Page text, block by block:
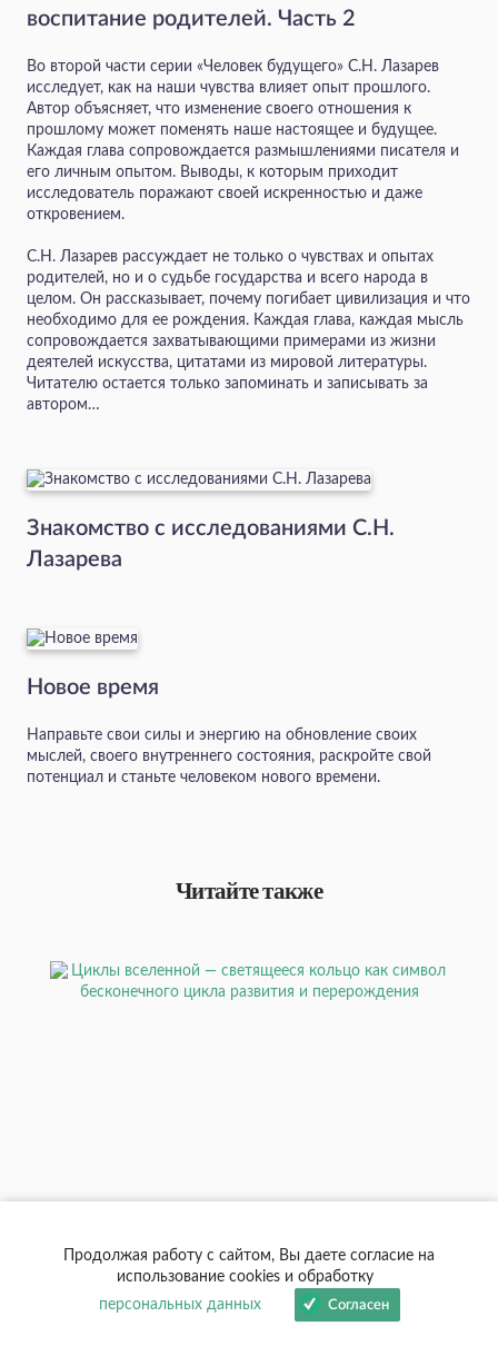
воспитание родителей. Часть 2
Во второй части серии «Человек будущего» С.Н. Лазарев
исследует, как на наши чувства влияет опыт прошлого.
Автор объясняет, что изменение своего отношения к
прошлому может поменять наше настоящее и будущее.
Каждая глава сопровождается размышлениями писателя и
его личным опытом. Выводы, к которым приходит
исследователь поражают своей искренностью и даже
откровением.
С.Н. Лазарев рассуждает не только о чувствах и опытах
родителей, но и о судьбе государства и всего народа в
целом. Он рассказывает, почему погибает цивилизация и что
необходимо для ее рождения. Каждая глава, каждая мысль
сопровождается захватывающими примерами из жизни
деятелей искусства, цитатами из мировой литературы.
Читателю остается только запоминать и записывать за
автором…
Знакомство с исследованиями С.Н.
Лазарева
Новое время
Направьте свои силы и энергию на обновление своих
мыслей, своего внутреннего состояния, раскройте свой
потенциал и станьте человеком нового времени.
Читайте также
Энергия человека с точки зрения эзотерики
Циклы вселенной кажутся вечным неизменным круговоротом,
но статья раскрывает главное отличие от индийского понятия
кармы — прошлое можно менять уже сейчас, а не просто
Продолжая работу с сайтом, Вы даете согласие на
использование cookies и обработку
персональных данных
Согласен